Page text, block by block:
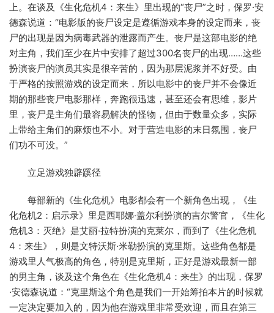
上。在谈及《生化危机4：来生》里出现的“丧尸”之时，保罗·安
德森说道：“电影版的丧尸设定是遵循游戏本身的设定而来，丧
尸的出现是因为病毒武器的泄露而产生。丧尸是这部电影的绝
对主角，我们至少在片中安排了超过300名丧尸的出现……这些
扮演丧尸的演员其实是很辛苦的，因为那层泥浆并不好受。由
于严格的按照游戏的设定而来，所以电影中的丧尸并不会像近
期的那些丧尸电影那样，奔跑很迅速，甚至还会有思维，影片
里，丧尸是主角们最容易解决的怪物，但由于数量众多，实际
上带给主角们的麻烦也不小。对于营造电影的末日氛围，丧尸
们功不可没。”
立足游戏独辟蹊径
每部新的《生化危机》电影都会有一个新角色出现，《生
化危机2：启示录》里是西耶娜·盖尔利扮演的吉尔警官，《生化
危机3：灭绝》是艾丽·拉特扮演的克莱尔，而到了《生化危机
4：来生》，则是文特沃斯·米勒扮演的克里斯。这些角色都是
游戏里人气极高的角色，特别是克里斯，正好是游戏最新一部
的男主角，谈及这个角色在《生化危机4：来生》的出现，保罗
·安德森说道：“克里斯这个角色是我们一开始筹拍本片的时候就
一定决定要加入的，因为他在游戏里非常受欢迎，而且在第三